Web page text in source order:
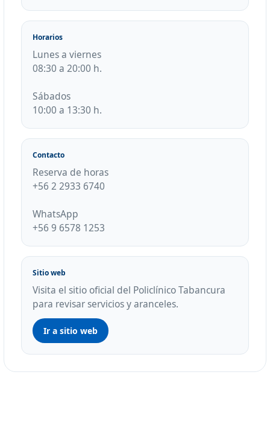
Horarios
Lunes a viernes
08:30 a 20:00 h.
Sábados
10:00 a 13:30 h.
Contacto
Reserva de horas
+56 2 2933 6740
WhatsApp
+56 9 6578 1253
Sitio web
Visita el sitio oficial del Policlínico Tabancura
para revisar servicios y aranceles.
Ir a sitio web